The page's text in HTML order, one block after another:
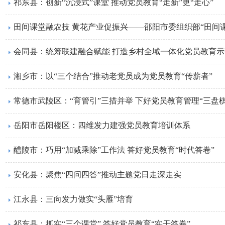
祁东县：创新“沉浸式”课堂 推动党员教育“走新”更“走心”
田间课堂融农技 黄花产业促振兴——邵阳市委组织部“田间
会同县：统筹联建融合赋能 打造乡村全域一体化党员教育
湘乡市：以“三个结合”推动老党员成为党员教育“传薪者”
常德市武陵区：“育管引”三措并举 下好党员教育管理“三盘
岳阳市岳阳楼区：四维发力建强党员教育培训体系
醴陵市：巧用“加减乘除”工作法 答好党员教育“时代答卷”
安化县：聚焦“四问四答”推动主题党日走深走实
江永县：三向发力做实“头雁”培育